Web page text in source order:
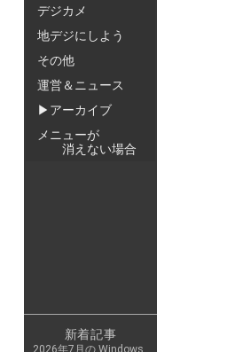
デジカメ
地デジにしよう
その他
運営＆ニュース
▶アーカイブ
メニューが
消えない場合
新着記事
2026年7月の Windows